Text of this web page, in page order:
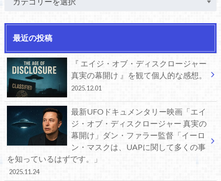
最近の投稿
『 エイジ・オブ・ディスクロージャー
真実の幕開け 』を観て個人的な感想。
2025.12.01
最新UFOドキュメンタリー映画「エイ
ジ・オブ・ディスクロージャー 真実の
幕開け」ダン・ファラー監督「イーロ
ン・マスクは、UAPに関して多くの事
を知っているはずです。」
2025.11.24